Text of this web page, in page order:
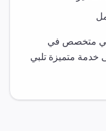
متخصص في
متميزة تلبي